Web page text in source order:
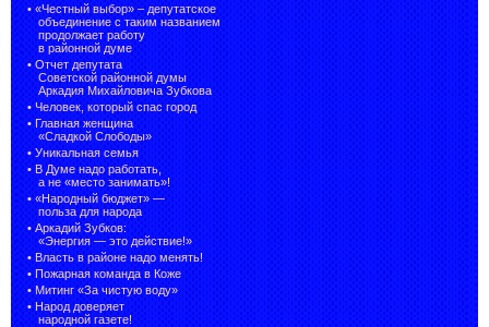
• «Честный выбор» – депутатское
объединение с таким названием
продолжает работу
в районной думе
• Отчет депутата
Советской районной думы
Аркадия Михайловича Зубкова
• Человек, который спас город
• Главная женщина
«Сладкой Слободы»
• Уникальная семья
• В Думе надо работать,
а не «место занимать»!
• «Народный бюджет» —
польза для народа
• Аркадий Зубков:
«Энергия — это действие!»
• Власть в районе надо менять!
• Пожарная команда в Коже
• Митинг «За чистую воду»
• Народ доверяет
народной газете!